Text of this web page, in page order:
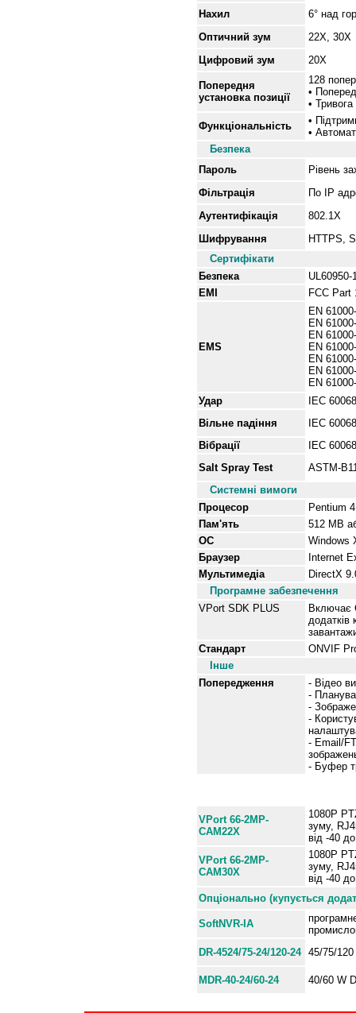
Нахил
6° над
Оптичний зум
22X, 30X
Цифровий зум
20X
Попередня
установка позиції
128
•
•
Функціональність
•
•
Безпека
Пароль
Рівень
Фільтрація
По IP
Аутентифікація
802.1X
Шифрування
HTTPS,
Сертифікати
Безпека
UL60950-
EMI
FCC Part
EMS
EN
EN
EN
EN
EN
EN
EN
Удар
IEC
Вільне падіння
IEC
Вібрації
IEC
Salt Spray Test
ASTM-
Системні вимоги
Процесор
Pentium
Пам'ять
512 MB
ОС
Windows
Браузер
Internet
Мультимедіа
DirectX
Програмне забезпечення
VPort SDK PLUS
Включає
додатків
Стандарт
ONVIF
Інше
Попередження
- Відео
-
-
-
- Email/
- Буфер
VPort 66-2MP-
CAM22X
1080P
зуму,
від -40
VPort 66-2MP-
CAM30X
1080P
зуму,
від -40
Опціонально (купується
SoftNVR-IA
DR-4524/75-24/120-24 45/75/
MDR-40-24/60-24 40/60 W